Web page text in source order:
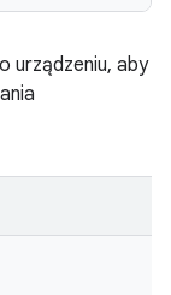
urządzeniu, aby